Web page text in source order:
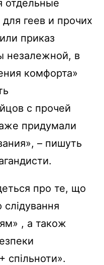
отдельные
геев и прочих
приказ
незалежной, в
комфорта»
с прочей
придумали
– пишуть
про те, що
, а також
спільноти».